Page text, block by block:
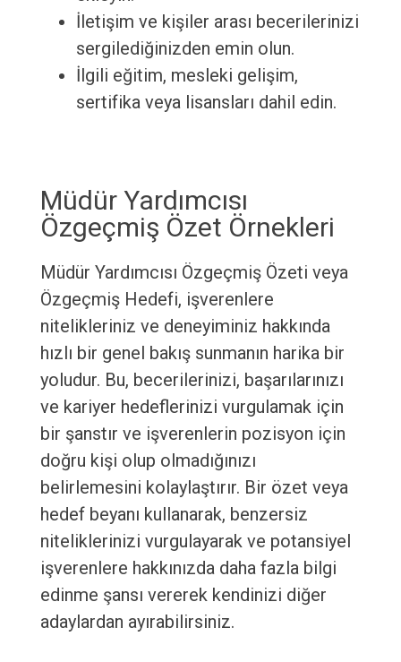
İletişim ve kişiler arası becerilerinizi
sergilediğinizden emin olun.
İlgili eğitim, mesleki gelişim,
sertifika veya lisansları dahil edin.
Müdür Yardımcısı
Özgeçmiş Özet Örnekleri
Müdür Yardımcısı Özgeçmiş Özeti veya
Özgeçmiş Hedefi, işverenlere
nitelikleriniz ve deneyiminiz hakkında
hızlı bir genel bakış sunmanın harika bir
yoludur. Bu, becerilerinizi, başarılarınızı
ve kariyer hedeflerinizi vurgulamak için
bir şanstır ve işverenlerin pozisyon için
doğru kişi olup olmadığınızı
belirlemesini kolaylaştırır. Bir özet veya
hedef beyanı kullanarak, benzersiz
niteliklerinizi vurgulayarak ve potansiyel
işverenlere hakkınızda daha fazla bilgi
edinme şansı vererek kendinizi diğer
adaylardan ayırabilirsiniz.